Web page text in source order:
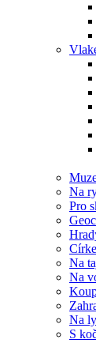
Na
Pro
Na
Na
Na
S